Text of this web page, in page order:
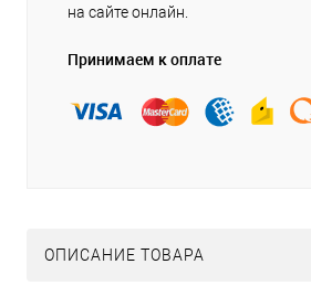
на сайте онлайн.
Принимаем к оплате
ОПИСАНИЕ ТОВАРА